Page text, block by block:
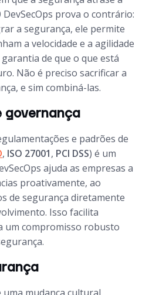
prova o contrário:
a segurança, ele permite
a velocidade e a agilidade
de que o que está
Não é preciso sacrificar a
e sim combiná-las.
governança
e padrões de
, ISO 27001, PCI DSS) é um
ajuda as empresas a
proativamente, ao
de segurança diretamente
Isso facilita
um compromisso robusto